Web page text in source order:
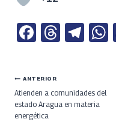
Fa
b
o
o
T
a
ds
Te
a
m
Navegación
de
ANTERIOR
Atienden a comunidades del
estado Aragua en materia
energética